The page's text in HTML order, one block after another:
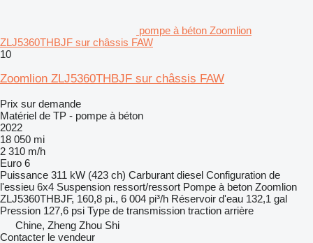
pompe à béton Zoomlion
ZLJ5360THBJF sur châssis FAW
10
Zoomlion ZLJ5360THBJF sur châssis FAW
Prix sur demande
Matériel de TP - pompe à béton
2022
18 050 mi
2 310 m/h
Euro 6
Puissance 311 kW (423 ch) Carburant diesel Configuration de
l'essieu 6x4 Suspension ressort/ressort Pompe à beton Zoomlion
ZLJ5360THBJF, 160,8 pi., 6 004 pi³/h Réservoir d'eau 132,1 gal
Pression 127,6 psi Type de transmission traction arrière
Chine, Zheng Zhou Shi
Contacter le vendeur